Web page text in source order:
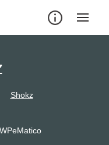
Shokz